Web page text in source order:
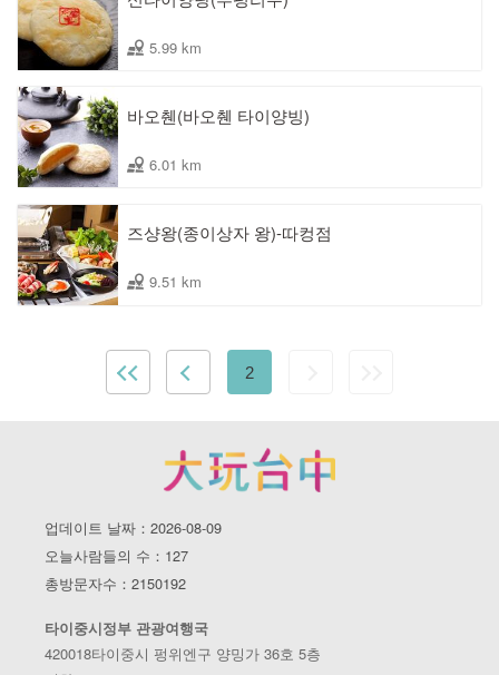
5.99 km
바오췐(바오췐 타이양빙)
6.01 km
즈샹왕(종이상자 왕)-따컹점
9.51 km
2
업데이트 날짜：2026-08-09
오늘사람들의 수：127
총방문자수：2150192
타이중시정부 관광여행국
420018타이중시 펑위엔구 양밍가 36호 5층